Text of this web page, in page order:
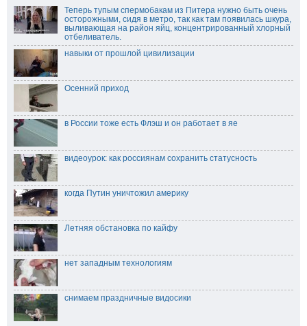
Теперь тупым спермобакам из Питера нужно быть очень
осторожными, сидя в метро, так как там появилась шкура,
выливающая на район яйц, концентрированный хлорный
отбеливатель.
навыки от прошлой цивилизации
Осенний приход
в России тоже есть Флэш и он работает в яе
видеоурок: как россиянам сохранить статусность
когда Путин уничтожил америку
Летняя обстановка по кайфу
нет западным технологиям
снимаем праздничные видосики